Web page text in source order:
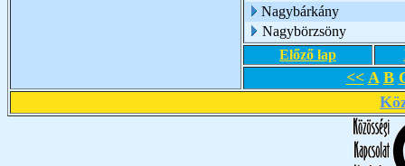
Nagybárkány
Nagybörzsöny
Előző lap
<< A B